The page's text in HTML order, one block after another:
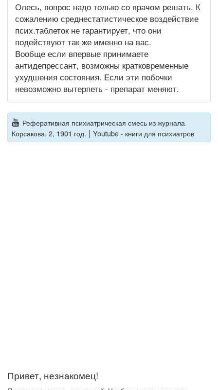
Олесь, вопрос надо только со врачом решать. К
сожалению среднестатистическое воздействие
псих.таблеток не гарантирует, что они
подействуют так же именно на вас.
Вообще если впервые принимаете
антидепрессант, возможны кратковременные
ухудшения состояния. Если эти побочки
невозможно вытерпеть - препарат меняют.
Реферативная психиатрическая смесь из журнала
Корсакова, 2, 1901 год. | Youtube - книги для психиатров
Привет, незнакомец!